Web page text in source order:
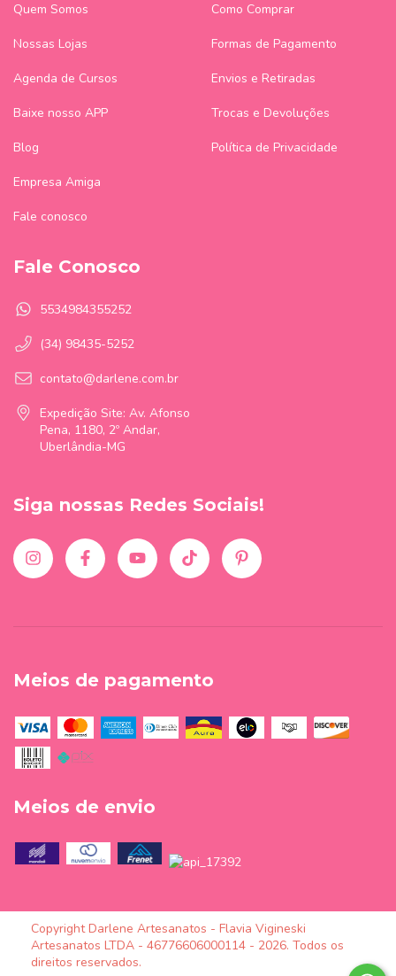
Quem Somos
Nossas Lojas
Agenda de Cursos
Baixe nosso APP
Blog
Empresa Amiga
Fale conosco
Como Comprar
Formas de Pagamento
Envios e Retiradas
Trocas e Devoluções
Política de Privacidade
Fale Conosco
5534984355252
(34) 98435-5252
contato@darlene.com.br
Expedição Site: Av. Afonso
Pena, 1180, 2º Andar,
Uberlândia-MG
Siga nossas Redes Sociais!
Meios de pagamento
Meios de envio
Copyright Darlene Artesanatos - Flavia Vigineski
Artesanatos LTDA - 46776606000114 - 2026. Todos os
direitos reservados.